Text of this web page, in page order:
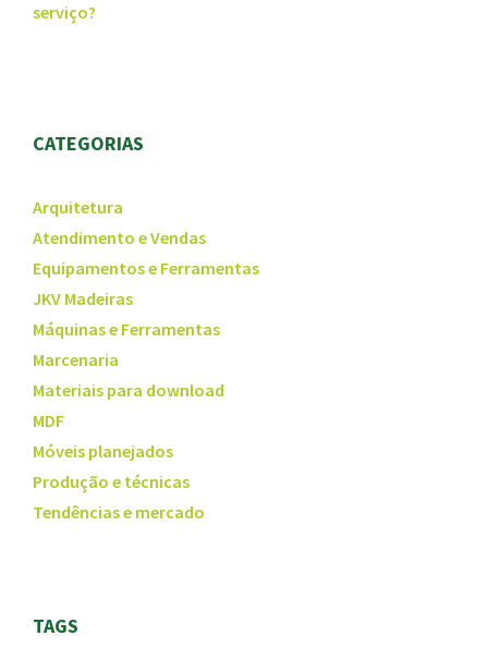
serviço?
CATEGORIAS
Arquitetura
Atendimento e Vendas
Equipamentos e Ferramentas
JKV Madeiras
Máquinas e Ferramentas
Marcenaria
Materiais para download
MDF
Móveis planejados
Produção e técnicas
Tendências e mercado
TAGS